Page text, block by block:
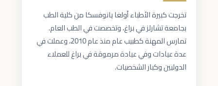
تخرجت كبيرة الأطباء أولغا يانوفسكا من كلية الطب
بجامعة تشارلز في براغ، وتخصصت في الطب العام.
تمارس المهنة كطبيب عام منذ عام 2010، وعملت في
عدة عيادات وفي عيادة مرموقة في براغ للعملاء